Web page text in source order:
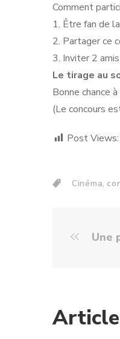
Comment
1. Être fan de
2. Partager ce
3. Inviter 2
Le tirage au
Bonne chance
(Le concours
Post Views:
Cinéma,
Une